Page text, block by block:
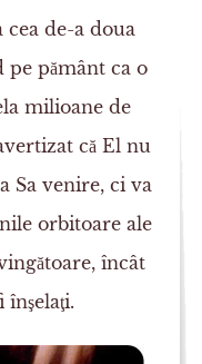
cea de-a doua
pe pământ ca o
milioane de
că El nu
Sa venire, ci va
orbitoare ale
încât